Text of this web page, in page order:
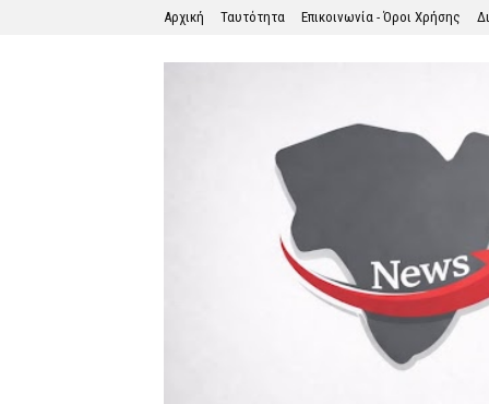
Αρχική Ταυτότητα Επικοινωνία - Όροι Χρήσης